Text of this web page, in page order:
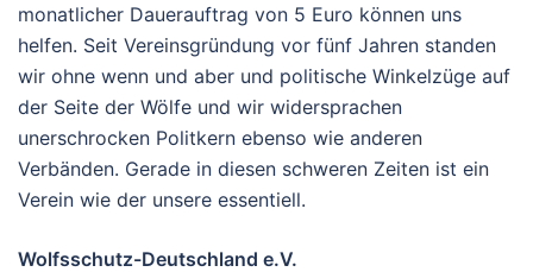
monatlicher Dauerauftrag von 5 Euro können uns
helfen. Seit Vereinsgründung vor fünf Jahren standen
wir ohne wenn und aber und politische Winkelzüge auf
der Seite der Wölfe und wir widersprachen
unerschrocken Politkern ebenso wie anderen
Verbänden. Gerade in diesen schweren Zeiten ist ein
Verein wie der unsere essentiell.
Wolfsschutz-Deutschland e.V.